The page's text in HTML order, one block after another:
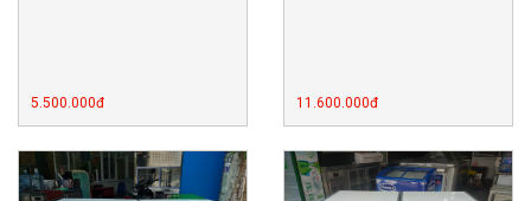
5.500.000đ 11.600.000đ